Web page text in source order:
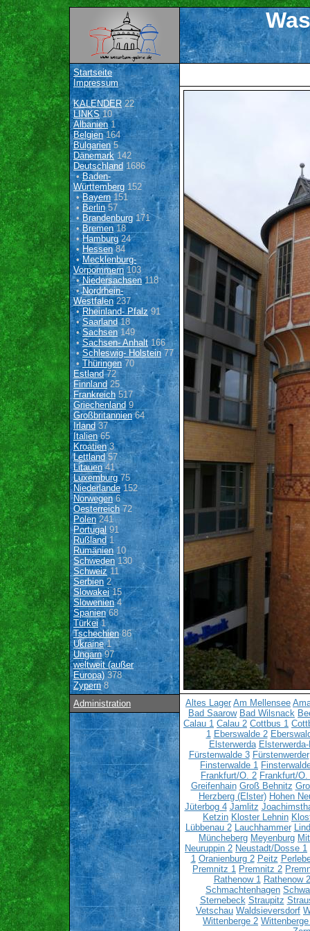
Startseite
Impressum
KALENDER22
LINKS10
Albanien1
Belgien164
Bulgarien 5
Dänemark142
Deutschland 1686
•Baden-
Württemberg 152
•Bayern151
•Berlin57
• Brandenburg171
• Bremen18
•Hamburg24
• Hessen84
•Mecklenburg-
Vorpommern103
•Niedersachsen 118
•Nordrhein-
Westfalen237
•Rheinland- Pfalz 91
•Saarland18
•Sachsen 149
•Sachsen- Anhalt166
•Schleswig- Holstein 77
• Thüringen 70
Estland72
Finnland25
Frankreich 517
Griechenland 9
Großbritannien64
Irland 37
Italien65
Kroatien3
Lettland57
Litauen41
Luxemburg75
Niederlande152
Norwegen6
Oesterreich 72
Polen241
Portugal 91
Rußland1
Rumänien10
Schweden 130
Schweiz 11
Serbien 2
Slowakei 15
Slowenien4
Spanien68
Türkei1
Tschechien86
Ukraine1
Ungarn97
weltweit (außer
Europa)378
Zypern8
Administration
Altes Lager Am Mellensee
Bad Saarow Bad Wilsnack
Calau 1 Calau 2 Cottbus 1
1 Eberswalde 2
Elsterwerda
Fürstenwalde 3 Fürstenwerder
Finsterwalde 1
Frankfurt/O. 2 Frankfurt/O.
Greifenhain Groß Behnitz
Herzberg (Elster) Hohen
Jüterbog 4 Jamlitz
Ketzin Kloster Lehnin
Lübbenau 2 Lauchhammer
Müncheberg Meyenburg
Neuruppin 2 Neustadt/Dosse 1
1 Oranienburg 2 Peitz
Premnitz 1 Premnitz 2
Rathenow 1 Rathenow 2
Schmachtenhagen
Sternebeck Straupitz
Vetschau Waldsieversdorf
Wittenberge 2